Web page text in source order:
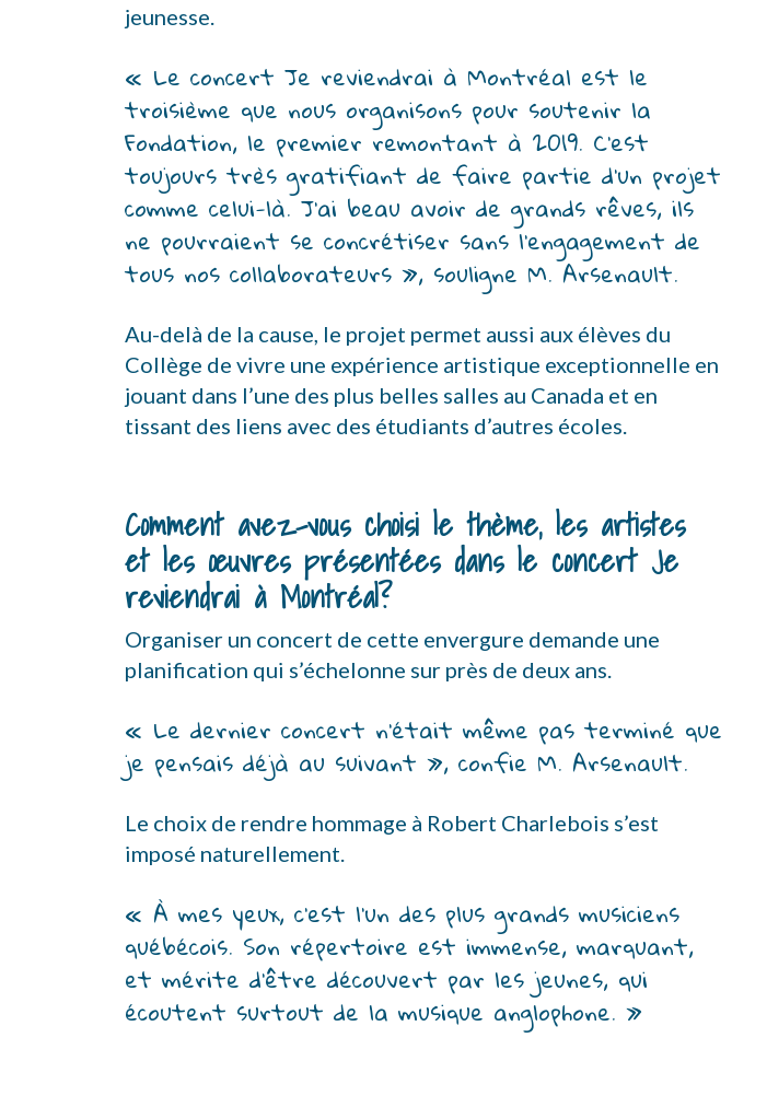
jeunesse.
« Le concert Je reviendrai à Montréal est le
troisième que nous organisons pour soutenir la
Fondation, le premier remontant à 2019. C’est
toujours très gratifiant de faire partie d’un projet
comme celui-là. J’ai beau avoir de grands rêves, ils
ne pourraient se concrétiser sans l’engagement de
tous nos collaborateurs », souligne M. Arsenault.
Au-delà de la cause, le projet permet aussi aux élèves du
Collège de vivre une expérience artistique exceptionnelle en
jouant dans l’une des plus belles salles au Canada et en
tissant des liens avec des étudiants d’autres écoles.
Comment avez-vous choisi le thème, les artistes
et les œuvres présentées dans le concert Je
reviendrai à Montréal?
Organiser un concert de cette envergure demande une
planification qui s’échelonne sur près de deux ans.
« Le dernier concert n’était même pas terminé que
je pensais déjà au suivant », confie M. Arsenault.
Le choix de rendre hommage à Robert Charlebois s’est
imposé naturellement.
« À mes yeux, c’est l’un des plus grands musiciens
québécois. Son répertoire est immense, marquant,
et mérite d’être découvert par les jeunes, qui
écoutent surtout de la musique anglophone. »